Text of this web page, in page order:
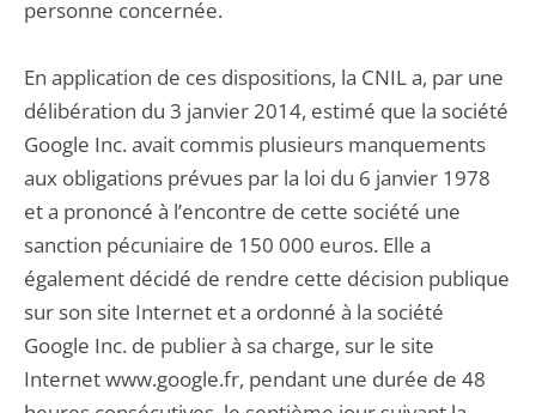
personne concernée.
En application de ces dispositions, la CNIL a, par une
délibération du 3 janvier 2014, estimé que la société
Google Inc. avait commis plusieurs manquements
aux obligations prévues par la loi du 6 janvier 1978
et a prononcé à l’encontre de cette société une
sanction pécuniaire de 150 000 euros. Elle a
également décidé de rendre cette décision publique
sur son site Internet et a ordonné à la société
Google Inc. de publier à sa charge, sur le site
Internet www.google.fr, pendant une durée de 48